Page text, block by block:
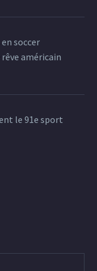
soccer
américain
le 91e sport